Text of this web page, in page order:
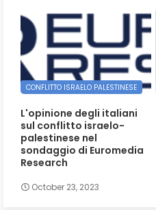
CONFLITTO ISRAELO PALESTINESE
L'opinione degli italiani
sul conflitto israelo-
palestinese nel
sondaggio di Euromedia
Research
October 23, 2023